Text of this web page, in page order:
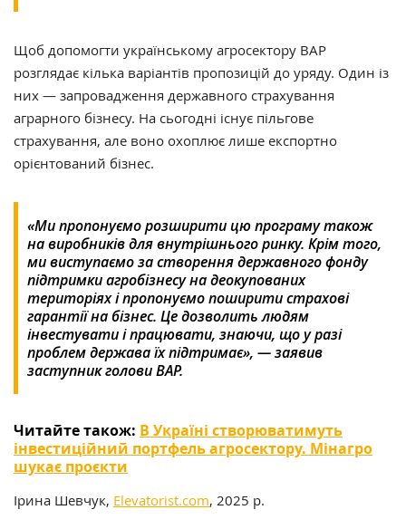
Щоб допомогти українському агросектору ВАР
розглядає кілька варіантів пропозицій до уряду. Один із
них — запровадження державного страхування
аграрного бізнесу. На сьогодні існує пільгове
страхування, але воно охоплює лише експортно
орієнтований бізнес.
«Ми пропонуємо розширити цю програму також
на виробників для внутрішнього ринку. Крім того,
ми виступаємо за створення державного фонду
підтримки агробізнесу на деокупованих
територіях і пропонуємо поширити страхові
гарантії на бізнес. Це дозволить людям
інвестувати і працювати, знаючи, що у разі
проблем держава їх підтримає», — заявив
заступник голови ВАР.
Читайте також: В Україні створюватимуть
інвестиційний портфель агросектору. Мінагро
шукає проєкти
Ірина Шевчук, Elevatorist.com, 2025 р.